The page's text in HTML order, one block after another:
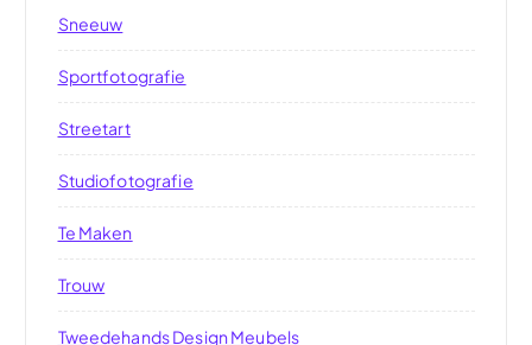
Sneeuw
Sportfotografie
Streetart
Studiofotografie
Te Maken
Trouw
Tweedehands Design Meubels